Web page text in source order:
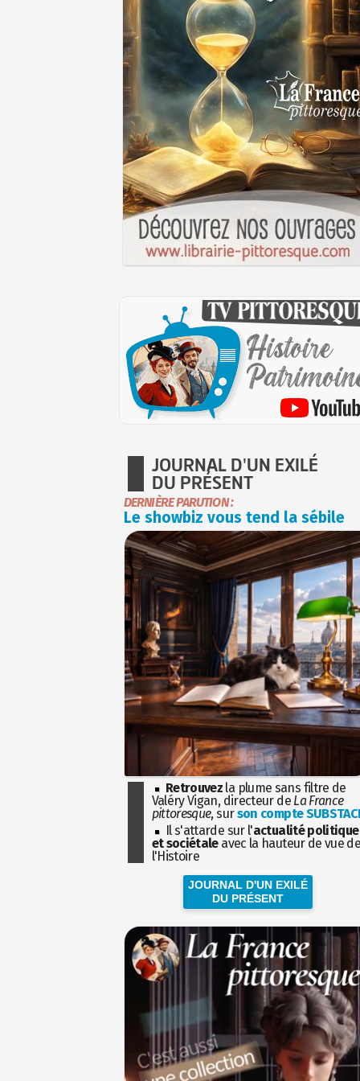
JOURNAL D'UN EXILÉ
DU PRÉSENT
DERNIÈRE PARUTION :
Le showbiz vous tend la sébile
Retrouvez la plume sans filtre de
Valéry Vigan, directeur de La France
pittoresque, surson compte
Il s'attarde sur l'actualité politique
et sociétaleavec la hauteur de vue
l'Histoire
JOURNAL D'UN EXILÉ
DU PRÉSENT